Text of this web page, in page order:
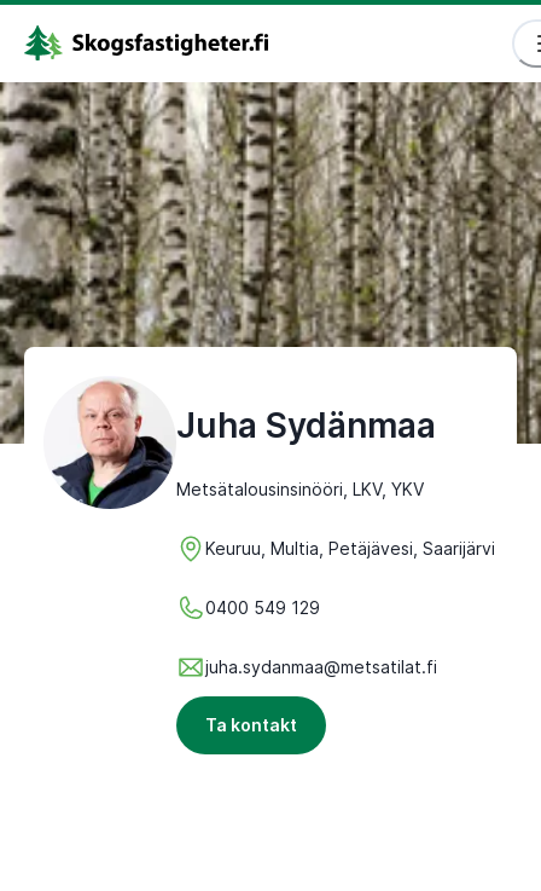
Juha Sydänmaa
Metsätalousinsinööri, LKV, YKV
Keuruu, Multia, Petäjävesi, Saarijärvi
0400 549 129
juha.sydanmaa@metsatilat.fi
Ta kontakt